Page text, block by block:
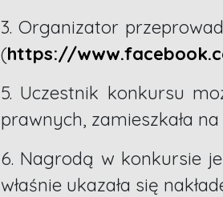
3. Organizator
(https://
5. Uczestnik konkursu
prawnych, zamieszkała
6. Nagrodą w konkursie
właśnie ukazała się